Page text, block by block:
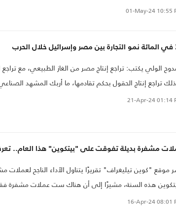
01-May-24 10:55
الولي يكتب: تراجع إنتاج مصر من الغاز الطبيعي، مع تراجع
تراجع إنتاج الحقول بحكم تقادمها، ما أربك المشهد
تعتمد على الغاز الطبيعي كمادة خام مثل صناعة الأسمدة،
21-Apr-2401:14
مشفرة بديلة تفوقت على "بيتكوين" هذا العام..
موقع "كوين تيليغراف" تقريرًا يتناول الأداء الناجح لعملات
هذه السنة، مشيرًا إلى أن هناك ست عملات مشفرة
من حيث الأداء خلال هذه السنة، مؤكدًا أن هذه العملات
16-Apr-2408:01